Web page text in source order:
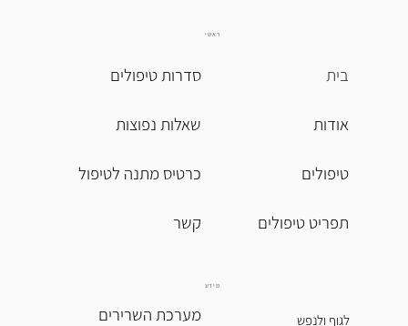
סדרות טיפולים
שאלות נפוצות
כרטיס מתנה לטיפול
מערכת השרירים
ראשי
בית
אודות
טיפולים
תפריט טיפולים
מידע
לגוף ולנפש